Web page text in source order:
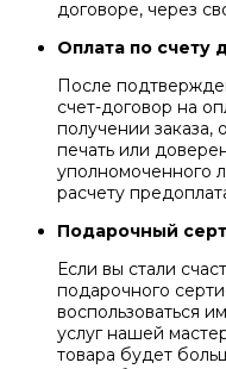
договоре, через
Оплата по счету
После
счет-договор на
получении заказа,
печать или
уполномоченного
расчету
Подарочный
Если вы стали
подарочного
воспользоваться
услуг нашей
товара будет